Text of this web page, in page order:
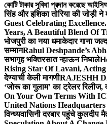
কোটি টাকার সুবিধা প্রদান করেছে
सिंह और इशिका तोरिया की जोड़ी ने
Guest Celebrating
Years, A Beautiful Blend Of
भोजपुरी का नया धमाकेदार गाना
सम्मानRahul Deshpande’s
सभागृह भक्तिरसात न्हाऊन निघाले
Rising Star Of Lavani,
देण्याची केली मागणीRAJESHH
‘जोरू का गुलाम’ का ट्रेलर रिलीज,
On Your Own Terms With
United Nations
विन्ध्यवासिनी दरबार पहुंचे कुलदीप